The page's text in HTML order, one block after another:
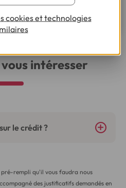
intéresser
le crédit ?
pré-rempli qu'il vous faudra nous
des justificatifs demandés en
cookies et technologies